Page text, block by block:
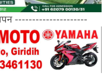
---------------------